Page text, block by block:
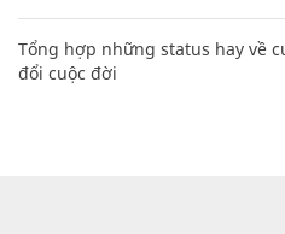
Tổng hợp những status hay về
đổi cuộc đời